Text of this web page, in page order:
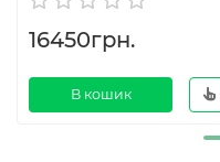
16450грн.
В кошик